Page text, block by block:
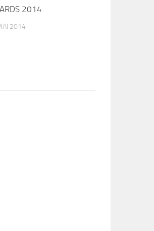
2014
2014